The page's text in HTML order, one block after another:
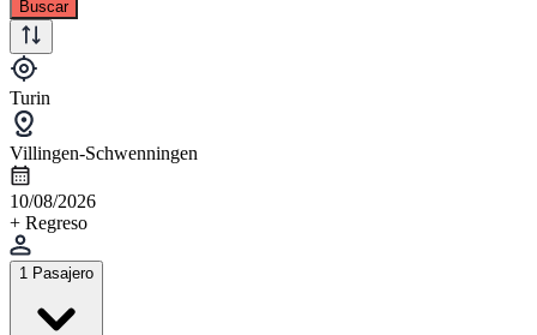
Buscar
Turin
Villingen-Schwenningen
10/08/2026
+ Regreso
1 Pasajero